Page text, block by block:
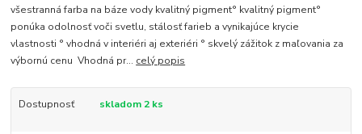
všestranná farba na báze vody kvalitný pigment° kvalitný pigment°
ponúka odolnosť voči svetlu, stálosť farieb a vynikajúce krycie
vlastnosti ° vhodná v interiéri aj exteriéri ° skvelý zážitok z maľovania za
výbornú cenu Vhodná pr... celý popis
Dostupnosť skladom 2 ks